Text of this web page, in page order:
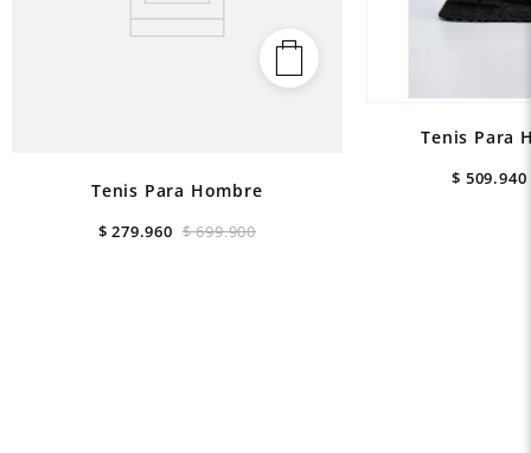
Tenis Para Hombre
$ 699.900
$ 279.960
Tenis Para
$ 509.940